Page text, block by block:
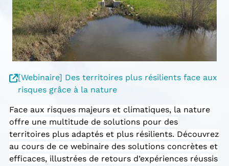
[Webinaire] Des territoires plus résilients face aux
risques grâce à la nature
Face aux risques majeurs et climatiques, la nature
offre une multitude de solutions pour des
territoires plus adaptés et plus résilients. Découvrez
au cours de ce webinaire des solutions concrètes et
efficaces, illustrées de retours d’expériences réussis